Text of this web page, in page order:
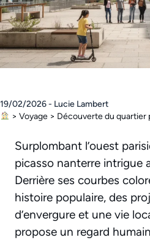
19/02/2026 - Lucie Lambert
> Voyage> Découverte du quartier
Surplombant l’ouest
picasso nanterre intrigue
Derrière ses courbes
histoire populaire, des
d’envergure et une vie
propose un regard